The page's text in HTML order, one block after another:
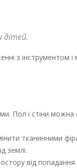
дітей.
з інструментом
Пол і стіни
тканинними
землі.
від